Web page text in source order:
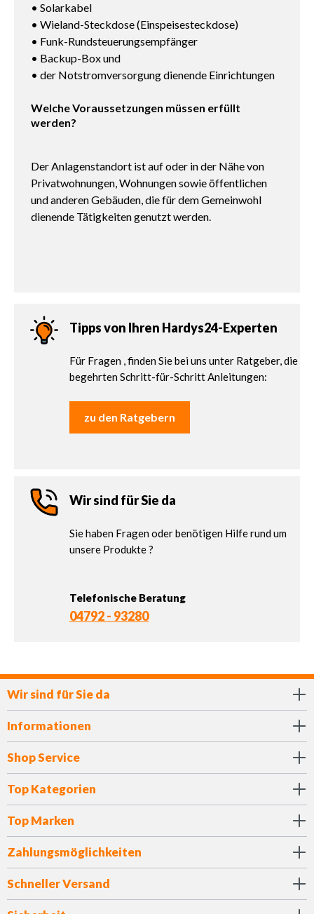
• Solarkabel
• Wieland-Steckdose (Einspeisesteckdose)
• Funk-Rundsteuerungsempfänger
• Backup-Box und
• der Notstromversorgung dienende Einrichtungen
Welche Voraussetzungen müssen erfüllt
werden?
Der Anlagenstandort ist auf oder in der Nähe von
Privatwohnungen, Wohnungen sowie öffentlichen
und anderen Gebäuden, die für dem Gemeinwohl
dienende Tätigkeiten genutzt werden.
Tipps von Ihren Hardys24-Experten
Für Fragen , finden Sie bei uns unter Ratgeber, die
begehrten Schritt-für-Schritt Anleitungen:
zu den Ratgebern
Wir sind für Sie da
Sie haben Fragen oder benötigen Hilfe rund um
unsere Produkte ?
Telefonische Beratung
04792 - 93280
Wir sind für Sie da
Informationen
Shop Service
Top Kategorien
Top Marken
Zahlungsmöglichkeiten
Schneller Versand